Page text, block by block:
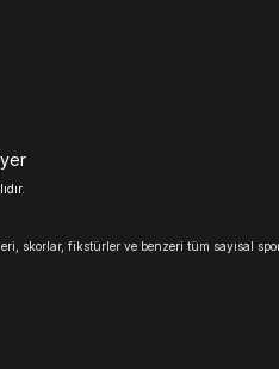
skorlar, fikstürler ve benzeri tüm sayısal